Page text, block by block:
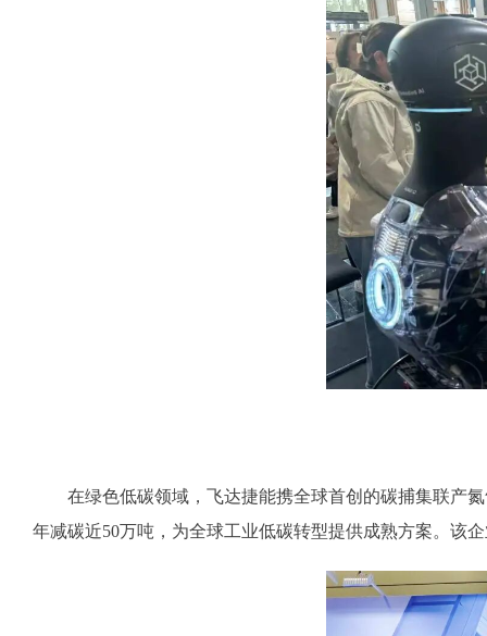
在绿色低碳领域，飞达捷能携全球首创的碳捕集联产氮
年减碳近50万吨，为全球工业低碳转型提供成熟方案。该